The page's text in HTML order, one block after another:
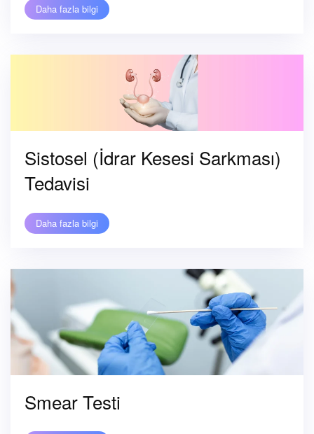
Daha fazla bilgi
Sistosel (İdrar Kesesi Sarkması)
Tedavisi
Daha fazla bilgi
Smear Testi